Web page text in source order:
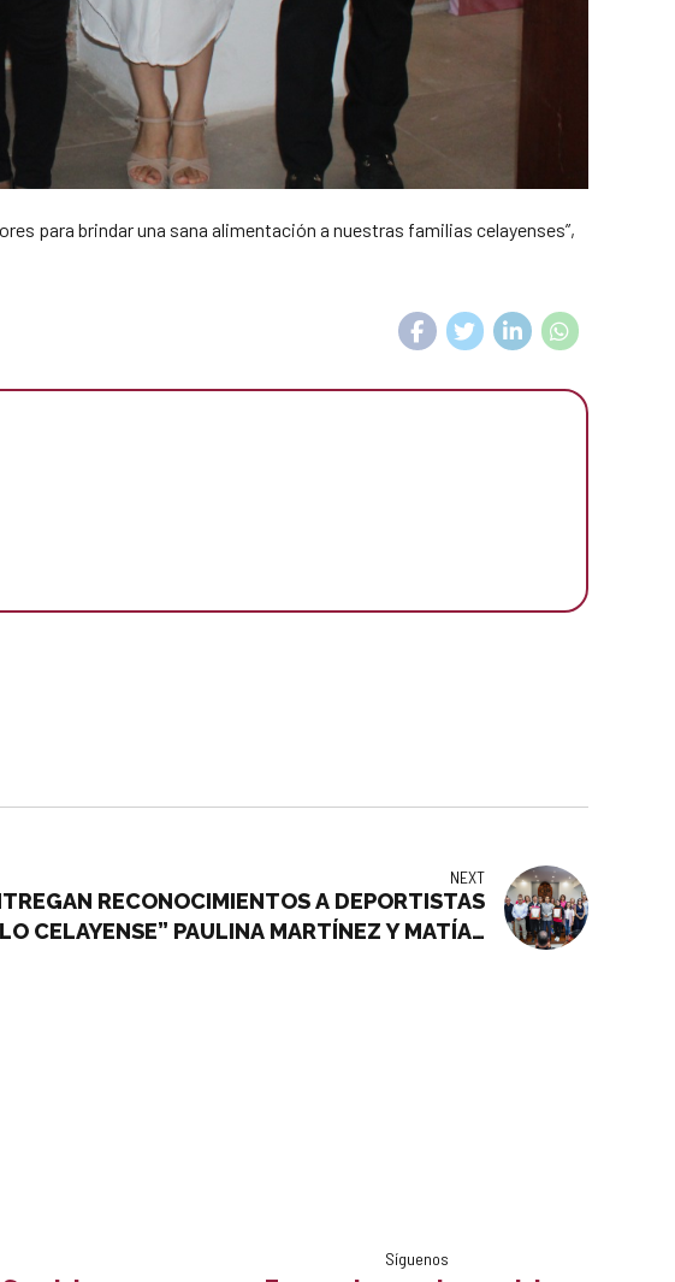
para brindar una sana alimentación a nuestras familias celayenses”,
NEXT
RECONOCIMIENTOS A DEPORTISTAS
CELAYENSE” PAULINA MARTÍNEZ Y MATÍAS
Síguenos